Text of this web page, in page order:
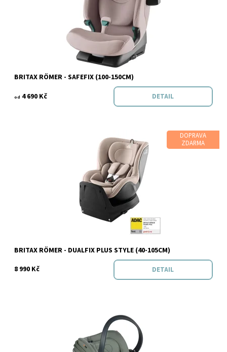
Značka: BRITAX RÖMER
BRITAX RÖMER - SAFEFIX (100-150CM)
od 4 690 Kč DETAIL
DOPRAVA
ZDARMA
Skladem
Značka: BRITAX RÖMER
BRITAX RÖMER - DUALFIX PLUS STYLE (40-105CM)
8 990 Kč
DETAIL
Skladem